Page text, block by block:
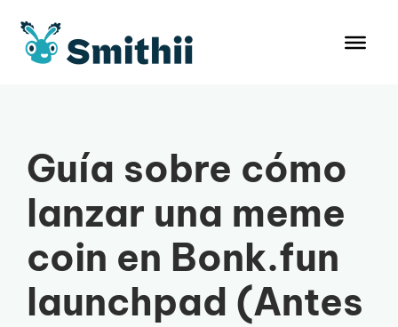
contenido
Guía sobre cómo
lanzar una meme
coin en Bonk.fun
launchpad (Antes